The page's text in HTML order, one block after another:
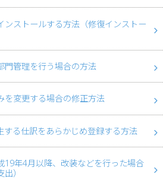
ンストールする方法（修復インストー
門管理を行う場合の方法
を変更する場合の修正方法
する仕訳をあらかじめ登録する方法
19年4月以降、改装などを行った場合
）